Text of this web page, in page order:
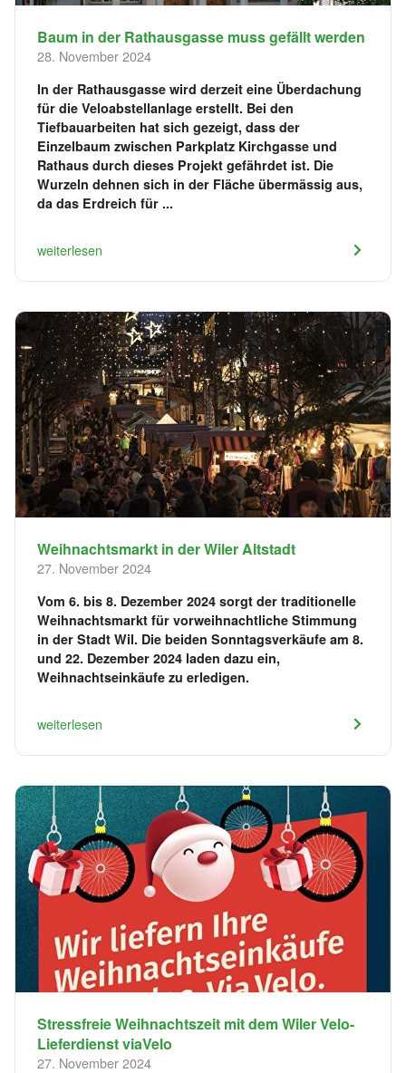
Baum in der Rathausgasse muss gefällt werden
28. November 2024
In der Rathausgasse wird derzeit eine Überdachung
für die Veloabstellanlage erstellt. Bei den
Tiefbauarbeiten hat sich gezeigt, dass der
Einzelbaum zwischen Parkplatz Kirchgasse und
Rathaus durch dieses Projekt gefährdet ist. Die
Wurzeln dehnen sich in der Fläche übermässig aus,
da das Erdreich für ...
weiterlesen
Weihnachtsmarkt in der Wiler Altstadt
27. November 2024
Vom 6. bis 8. Dezember 2024 sorgt der traditionelle
Weihnachtsmarkt für vorweihnachtliche Stimmung
in der Stadt Wil. Die beiden Sonntagsverkäufe am 8.
und 22. Dezember 2024 laden dazu ein,
Weihnachtseinkäufe zu erledigen.
weiterlesen
Stressfreie Weihnachtszeit mit dem Wiler Velo-
Lieferdienst viaVelo
27. November 2024